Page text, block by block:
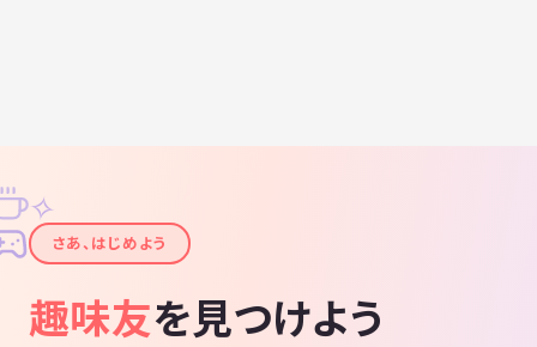
✦
✧
さあ、はじめよう
趣味友を見つけよう